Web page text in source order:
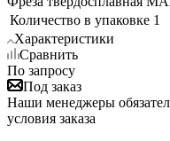
Количество в упаковке 1
Характеристики
Сравнить
По запросу
Под заказ
Наши менеджеры
условия заказа